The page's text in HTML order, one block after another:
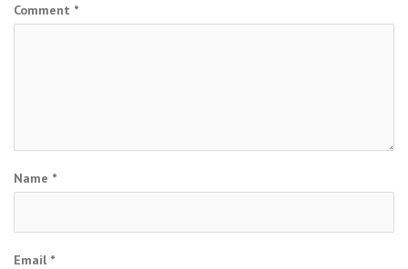
Comment *
Name *
Email *